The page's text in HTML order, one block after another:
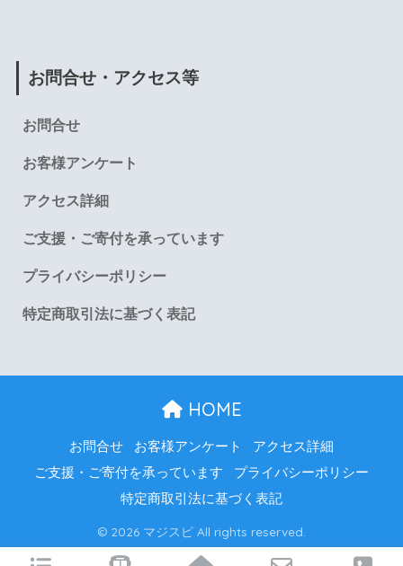
お問合せ・アクセス等
お問合せ
お客様アンケート
アクセス詳細
ご支援・ご寄付を承っています
プライバシーポリシー
特定商取引法に基づく表記
HOME
お問合せ お客様アンケート
アクセス詳細
ご支援・ご寄付を承っています
プライバシーポリシー
特定商取引法に基づく表記
© 2026 マジスピ All rights reserved.